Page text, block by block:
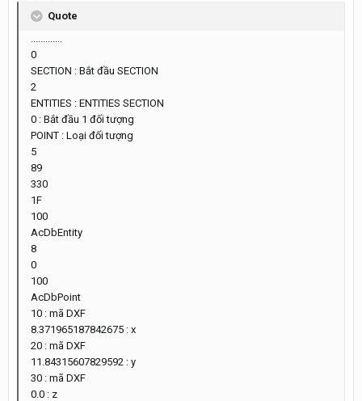
Quote
.............
0
SECTION : Bắt đầu SECTION
2
ENTITIES : ENTITIES SECTION
0 : Bắt đầu 1 đối tượng
POINT : Loại đối tượng
5
89
330
1F
100
AcDbEntity
8
0
100
AcDbPoint
10 : mã DXF
8.371965187842675 : x
20 : mã DXF
11.84315607829592 : y
30 : mã DXF
0.0 : z